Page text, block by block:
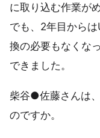
に取り込む作業が
でも、2年目から
換の必要もなくな
できました。
柴谷●佐藤さんは
のですか。